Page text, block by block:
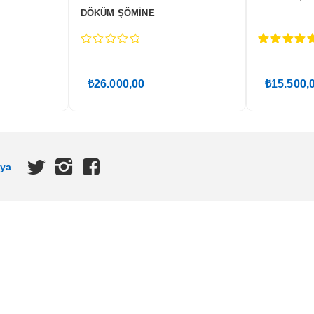
SOBA
DÖKÜM ŞÖMİNE
5₺18.000,00
5₺